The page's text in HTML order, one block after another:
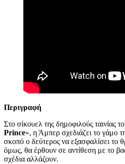
Περιγραφή
Στο σίκουελ της δημοφιλούς ταινίας
Prince», η Άμπερ σχεδιάζει το γάμο
σκοπό ο δεύτερος να εξασφαλίσει το
όμως, θα έρθουν σε αντίθεση με το
σχέδια αλλάζουν.